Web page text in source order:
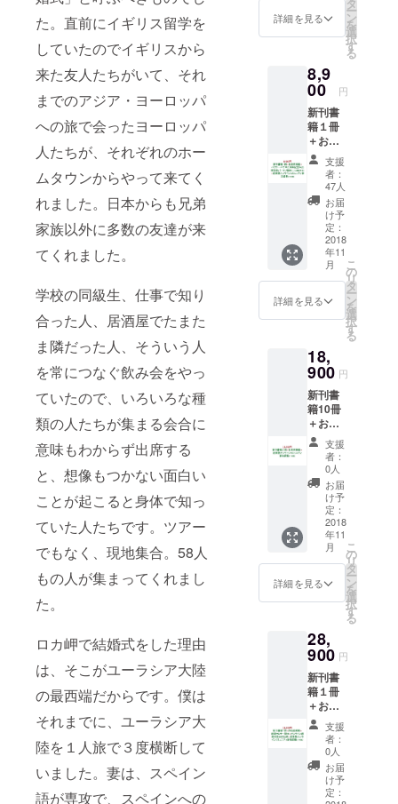
た。直前にイギリス留学を
していたのでイギリスから
来た友人たちがいて、それ
までのアジア・ヨーロッパ
への旅で会ったヨーロッパ
人たちが、それぞれのホー
ムタウンからやって来てく
れました。日本からも兄弟
家族以外に多数の友達が来
てくれました。
学校の同級生、仕事で知り
合った人、居酒屋でたまた
ま隣だった人、そういう人
を常につなぐ飲み会をやっ
ていたので、いろいろな種
類の人たちが集まる会合に
意味もわからず出席する
と、想像もつかない面白い
ことが起こると身体で知っ
ていた人たちです。ツアー
でもなく、現地集合。58人
もの人が集まってくれまし
た。
ロカ岬で結婚式をした理由
は、そこがユーラシア大陸
の最西端だからです。僕は
それまでに、ユーラシア大
陸を１人旅で３度横断して
いました。妻は、スペイン
語が専攻で、スペインへの
加資格
（１年
談をす
るため
の基礎
知識が
得られ
るセミ
ナー。
年４回
開催を
予定。
そのう
ち１回
無料で
の参加
資格が
得られ
る。 ・
200円を
含む
詳細を見る
タ
ー
ン
を
選
択
す
る
8,9
00 円
新刊書
籍１冊
＋お名
前掲載
＋ パク
チーハ
ウス11
周年記
念＆出
版記念
パー
ティ招
待
（11/20
開催予
オンラ
インコ
ミュニ
ティ参
加資格
（１年
間） ・
書籍の
梱包・
送料費
200円を
含む
支援
者：
47人
お届
け予
定：
2018
年11
月
詳細を見る
こ
の
リ
タ
ー
ン
を
選
択
す
る
18,
900 円
新刊書
籍10冊
＋お名
前掲載
＋ 起業
塾オン
ライン
コミュ
ニティ
参加資
格（１
年間）
・書籍
の梱
包・送
支援
者：
0人
お届
け予
定：
2018
年11
月
詳細を見る
こ
の
リ
タ
ー
ン
を
選
択
す
る
28,
900 円
新刊書
籍１冊
＋お名
前掲載
＋ 起業
セミ
ナー招
待＋オ
ンライ
支援
者：
0人
お届
け予
定：